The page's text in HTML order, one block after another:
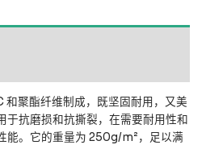
和聚酯纤维制成，既坚固耐用，又美
于抗磨损和抗撕裂，在需要耐用性和
能。它的重量为 250g/m²，足以满